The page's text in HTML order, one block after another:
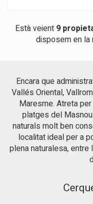
de calefacción de gas,
toda la vivienda y
comodidad en todas las plantas. Una
tranquilidad, naturaleza y todos
única para disfrutar de
poblaciones más
un agradable balcó que
planta superior hi ha
a una fantàstica
habitatge encantador i
pis perfecte al cor
amb caràcter,
Està veient 9
disposem en la
Encara que
Vallés Oriental,
Maresme. Atreta
platges del
naturals molt ben
localitat ideal per a
plena naturalesa, entre